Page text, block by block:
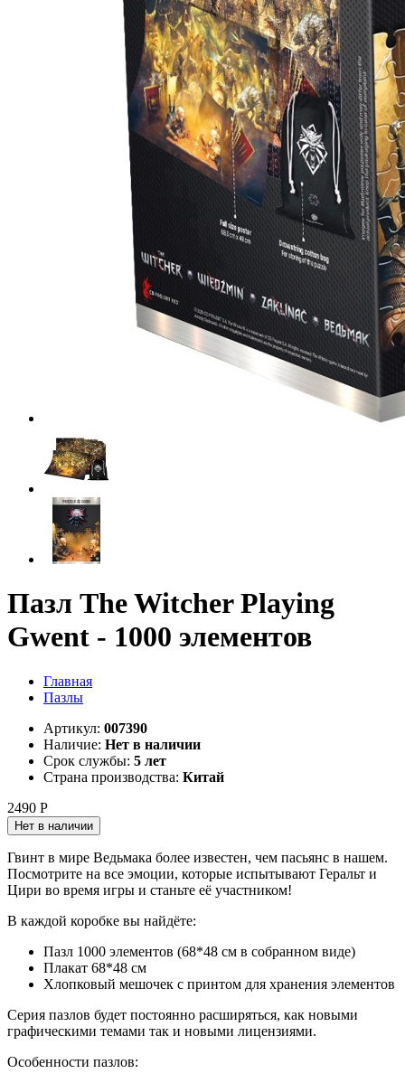
Пазл The Witcher Playing
Gwent - 1000 элементов
Главная
Пазлы
Артикул: 007390
Наличие: Нет в наличии
Срок службы: 5 лет
Страна производства: Китай
2490 Р
Нет в наличии
Гвинт в мире Ведьмака более известен, чем пасьянс в нашем.
Посмотрите на все эмоции, которые испытывают Геральт и
Цири во время игры и станьте её участником!
В каждой коробке вы найдёте:
Пазл 1000 элементов (68*48 см в собранном виде)
Плакат 68*48 см
Хлопковый мешочек с принтом для хранения элементов
Серия пазлов будет постоянно расширяться, как новыми
графическими темами так и новыми лицензиями.
Особенности пазлов: